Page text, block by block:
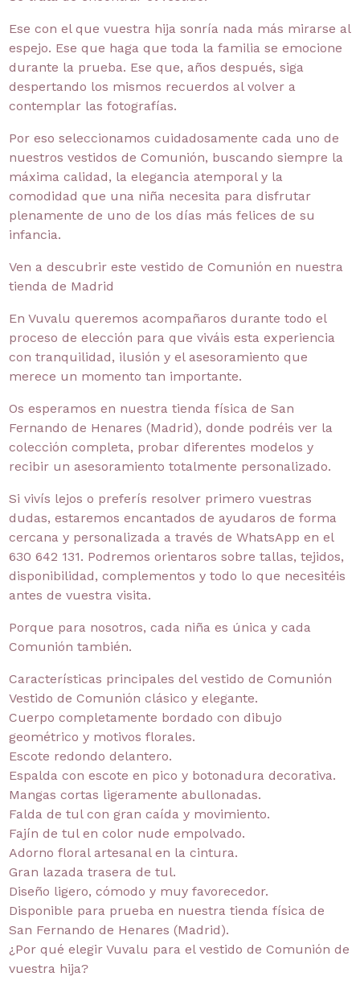
Ese con el que vuestra hija sonría nada más mirarse al
espejo. Ese que haga que toda la familia se emocione
durante la prueba. Ese que, años después, siga
despertando los mismos recuerdos al volver a
contemplar las fotografías.
Por eso seleccionamos cuidadosamente cada uno de
nuestros vestidos de Comunión, buscando siempre la
máxima calidad, la elegancia atemporal y la
comodidad que una niña necesita para disfrutar
plenamente de uno de los días más felices de su
infancia.
Ven a descubrir este vestido de Comunión en nuestra
tienda de Madrid
En Vuvalu queremos acompañaros durante todo el
proceso de elección para que viváis esta experiencia
con tranquilidad, ilusión y el asesoramiento que
merece un momento tan importante.
Os esperamos en nuestra tienda física de San
Fernando de Henares (Madrid), donde podréis ver la
colección completa, probar diferentes modelos y
recibir un asesoramiento totalmente personalizado.
Si vivís lejos o preferís resolver primero vuestras
dudas, estaremos encantados de ayudaros de forma
cercana y personalizada a través de WhatsApp en el
630 642 131. Podremos orientaros sobre tallas, tejidos,
disponibilidad, complementos y todo lo que necesitéis
antes de vuestra visita.
Porque para nosotros, cada niña es única y cada
Comunión también.
Características principales del vestido de Comunión
Vestido de Comunión clásico y elegante.
Cuerpo completamente bordado con dibujo
geométrico y motivos florales.
Escote redondo delantero.
Espalda con escote en pico y botonadura decorativa.
Mangas cortas ligeramente abullonadas.
Falda de tul con gran caída y movimiento.
Fajín de tul en color nude empolvado.
Adorno floral artesanal en la cintura.
Gran lazada trasera de tul.
Diseño ligero, cómodo y muy favorecedor.
Disponible para prueba en nuestra tienda física de
San Fernando de Henares (Madrid).
¿Por qué elegir Vuvalu para el vestido de Comunión de
vuestra hija?